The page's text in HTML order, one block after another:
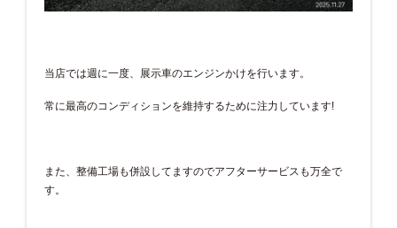
当店では週に一度、展示車のエンジンかけを行います。
常に最高のコンディションを維持するために注力しています!
また、整備工場も併設してますのでアフターサービスも万全で
す。